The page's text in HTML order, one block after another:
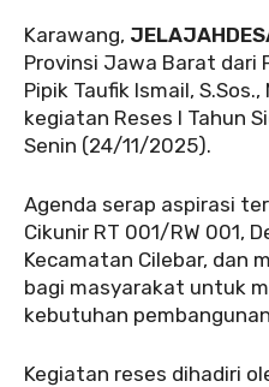
Karawang,
Provinsi Jawa Barat dari
Pipik Taufik Ismail,
kegiatan Reses I Tahun
Senin (24/11/2025).
Agenda serap aspirasi
Cikunir RT 001/RW 001,
Kecamatan Cilebar, dan
bagi masyarakat untuk
kebutuhan
Kegiatan reses dihadiri